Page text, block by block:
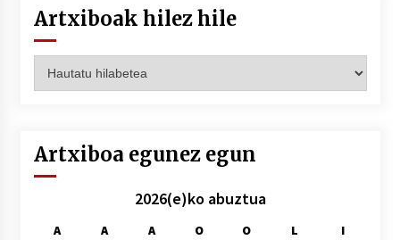
Artxiboak hilez hile
hilez
Artxiboa egunez egun
2026(e)ko abuztua
A A A O O L
I